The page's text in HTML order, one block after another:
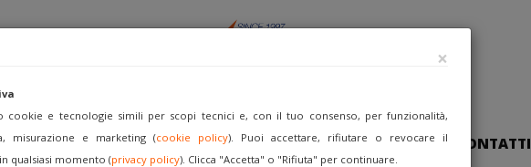
VENDI COME FORUM REGISTRATI ACCEDI CONTATTI
×
cookie e tecnologie simili per scopi tecnici e, con il tuo consenso, per funzionalità,
misurazione e marketing (cookie policy). Puoi accettare, rifiutare o revocare il
qualsiasi momento (privacy policy). Clicca "Accetta" o "Rifiuta" per continuare.